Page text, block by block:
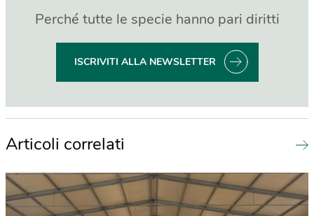
Perché tutte le specie hanno pari diritti
ISCRIVITI ALLA NEWSLETTER
Articoli correlati